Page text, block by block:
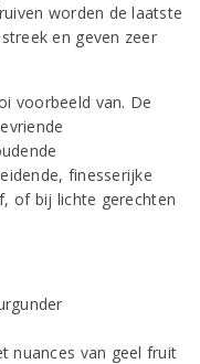
worden de laatste
en geven zeer
voorbeeld van. De
finesserijke
of bij lichte gerechten
nuances van geel fruit